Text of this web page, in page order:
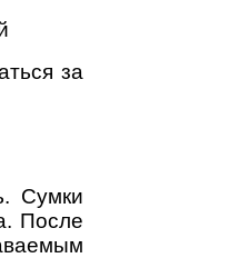
за
Сумки
После